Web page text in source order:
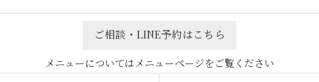
ご相談・LINE予約はこちら